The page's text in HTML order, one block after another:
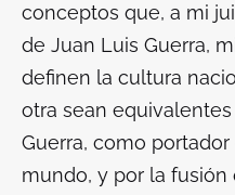
conceptos que, a mi
de Juan Luis Guerra,
definen la cultura
otra sean
Guerra, como
mundo, y por la